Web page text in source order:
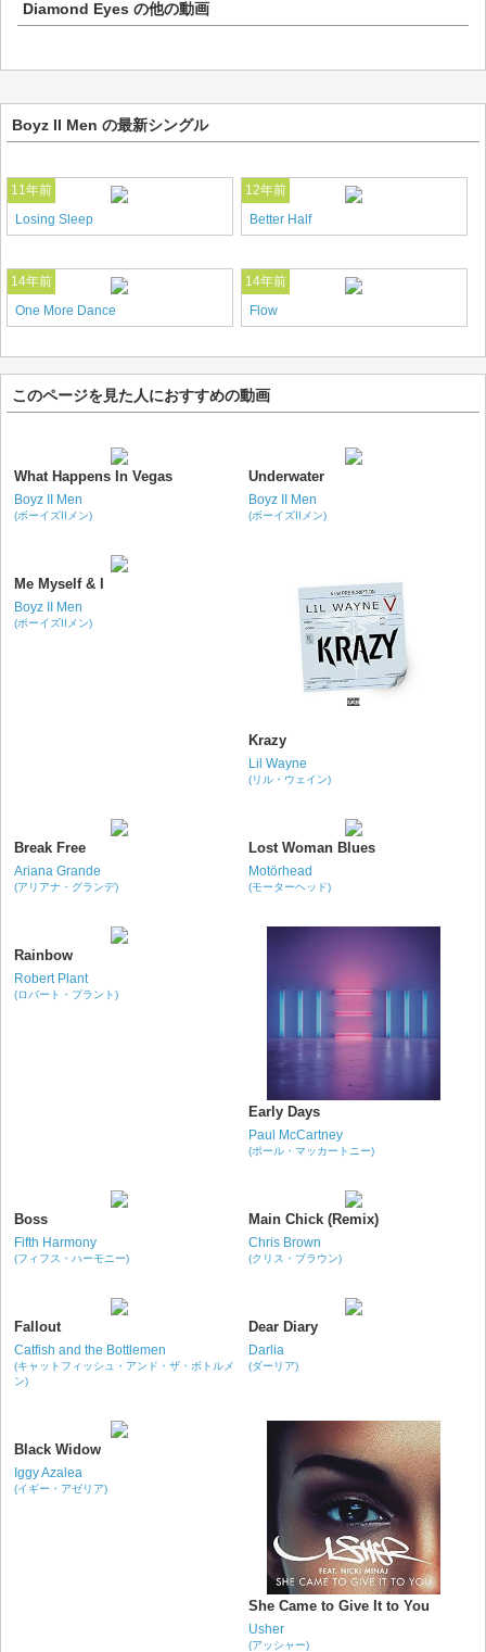
Diamond Eyes の他の動画
Boyz II Men の最新シングル
11年前
Losing Sleep
12年前
Better Half
14年前
One More Dance
14年前
Flow
このページを見た人におすすめの動画
What Happens In Vegas
Boyz II Men
(ボーイズIIメン)
Underwater
Boyz II Men
(ボーイズIIメン)
Me Myself & I
Boyz II Men
(ボーイズIIメン)
Krazy
Lil Wayne
(リル・ウェイン)
Break Free
Ariana Grande
(アリアナ・グランデ)
Lost Woman Blues
Motörhead
(モーターヘッド)
Rainbow
Robert Plant
(ロバート・プラント)
Early Days
Paul McCartney
(ポール・マッカートニー)
Boss
Fifth Harmony
(フィフス・ハーモニー)
Main Chick (Remix)
Chris Brown
(クリス・ブラウン)
Fallout
Catfish and the Bottlemen
(キャットフィッシュ・アンド・ザ・ボトルメ
ン)
Dear Diary
Darlia
(ダーリア)
Black Widow
Iggy Azalea
(イギー・アゼリア)
She Came to Give It to You
Usher
(アッシャー)